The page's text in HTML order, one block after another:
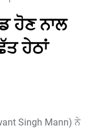
ਹੋਣ ਨਾਲ
ਹੇਠਾਂ
Singh Mann) ਨੇ